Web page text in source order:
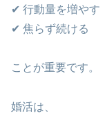
✔ 行動量を増やす
✔ 焦らず続ける
ことが重要です。
婚活は、